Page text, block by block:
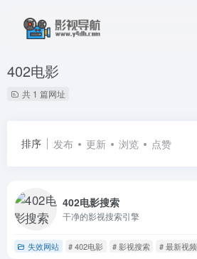
402电影
共 1 篇网址
排序 发布 更新 浏览 点赞
402电影搜索
干净的影视搜索引擎
失效网站 # 402电影 # 影视搜索 # 最新视频